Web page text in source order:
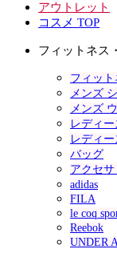
アウトレット
コスメ TOP
フィットネス
フィッ
メンズ
メンズ
レディ
レディ
バッグ
アクセサ
adidas
FILA
le coq
Reebok
UNDER